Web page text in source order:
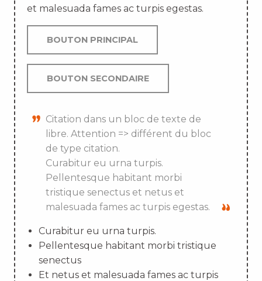
et malesuada fames ac turpis egestas.
BOUTON PRINCIPAL
BOUTON SECONDAIRE
Citation dans un bloc de texte de
libre. Attention => différent du bloc
de type citation.
Curabitur eu urna turpis.
Pellentesque habitant morbi
tristique senectus et netus et
malesuada fames ac turpis egestas.
Curabitur eu urna turpis.
Pellentesque habitant morbi tristique
senectus
Et netus et malesuada fames ac turpis